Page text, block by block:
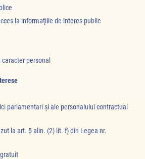
la informaţiile de interes public
personal
parlamentari şi ale personalului contractual
la art. 5 alin. (2) lit. f) din Legea nr.